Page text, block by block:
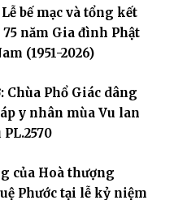
bế mạc và tổng kết
năm Gia đình Phật
(1951-2026)
Chùa Phổ Giác dâng
y nhân mùa Vu lan
của Hoà thượng
Phước tại lễ kỷ niệm